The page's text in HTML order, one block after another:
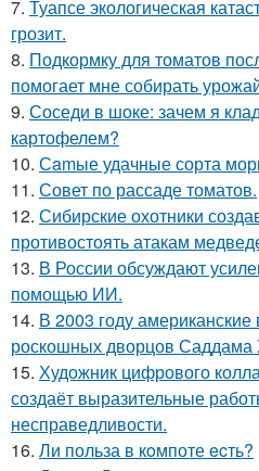
7. Туапсе экологическая
грозит.
8. Подкормку для томатов
помогает мне собирать
9. Соседи в шоке: зачем я
картофелем?
10. Сamые удачные сорта
11. Совет по рассаде томатов.
12. Сибирские охотники
противостоять атакам
13. В России обсуждают
помощью ИИ.
14. В 2003 году
роскошных дворцов Саддама
15. Художник цифрового
создаёт выразительные
несправедливости.
16. Ли польза в кoмпоте ecть?